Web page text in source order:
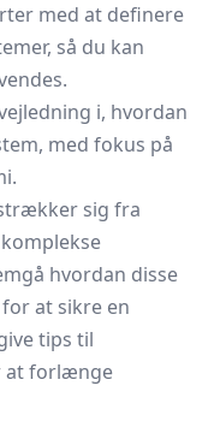
med at definere
så du kan
i, hvordan
med fokus på
sig fra
hvordan disse
at sikre en
tips til
at forlænge